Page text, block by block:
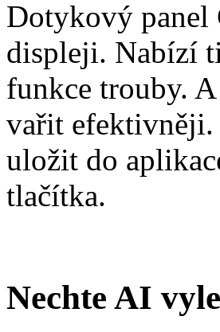
Dotykový panel
displeji. Nabízí
funkce trouby.
vařit efektivněji.
uložit do
tlačítka.
Nechte AI